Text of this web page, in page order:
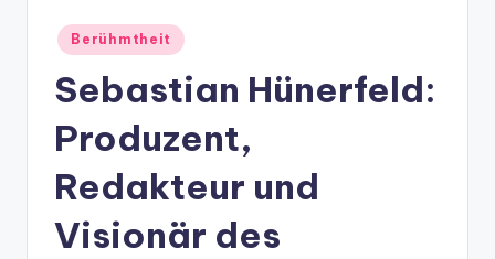
Posted
in
Berühmtheit
Sebastian Hünerfeld:
Produzent,
Redakteur und
Visionär des